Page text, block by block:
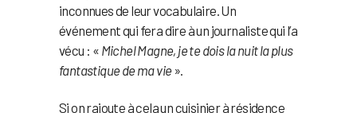
inconnues de leur vocabulaire. Un
événement qui fera dire à un journaliste qui l’a
vécu : « Michel Magne, je te dois la nuit la plus
fantastique de ma vie ».
Si on rajoute à cela un cuisinier à résidence